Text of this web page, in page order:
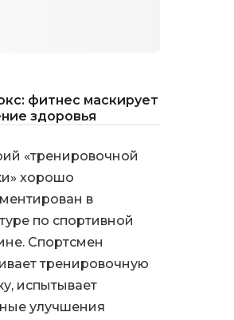
фитнес маскирует
здоровья
«тренировочной
хорошо
в
по спортивной
Спортсмен
тренировочную
испытывает
улучшения